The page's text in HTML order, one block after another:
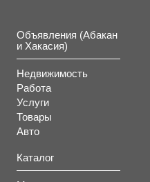
Объявления (Абакан
и Хакасия)
Недвижимость
Работа
Услуги
Товары
Авто
Каталог